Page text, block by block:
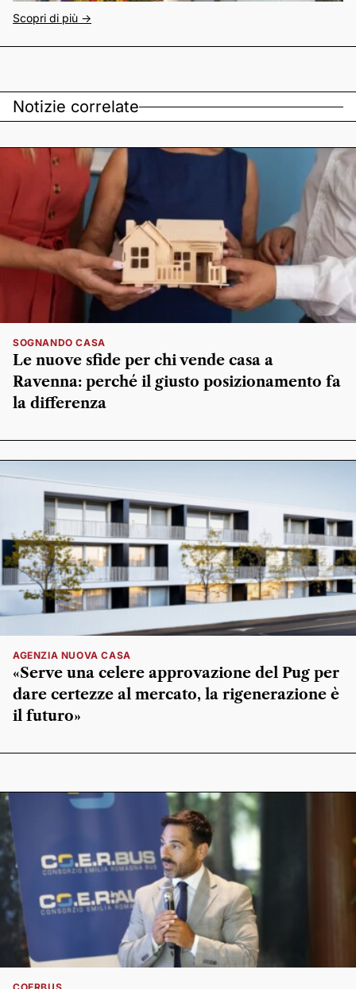
Scopri di più ->
Notizie correlate
SOGNANDO CASA
Le nuove sfide per chi vende casa a
Ravenna: perché il giusto posizionamento fa
la differenza
AGENZIA NUOVA CASA
«Serve una celere approvazione del Pug per
dare certezze al mercato, la rigenerazione è
il futuro»